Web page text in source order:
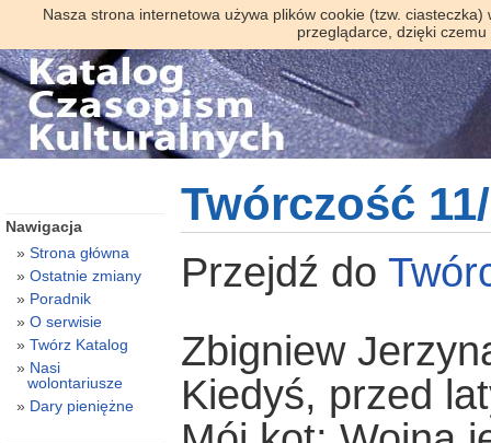
Nasza strona internetowa używa plików cookie (tzw.
przeglądarce, dzięki
Twórczość
Przejdź do
Zbigniew
Kiedyś, przed
Nawigacja
Strona główna
Ostatnie zmiany
Poradnik
O serwisie
Twórz Katalog
Nasi
wolontariusze
Dary pieniężne